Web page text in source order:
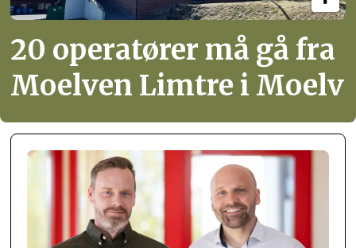
20 operatører må gå fra
Moelven Limtre i Moelv